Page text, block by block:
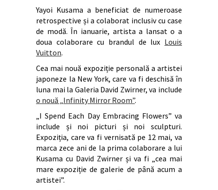
Yayoi Kusama a beneficiat de numeroase
retrospective și a colaborat inclusiv cu case
de modă. În ianuarie, artista a lansat o a
doua colaborare cu brandul de lux Louis
Vuitton.
Cea mai nouă expoziție personală a artistei
japoneze la New York, care va fi deschisă în
luna mai la Galeria David Zwirner, va include
o nouă „Infinity Mirror Room”.
„I Spend Each Day Embracing Flowers” va
include și noi picturi și noi sculpturi.
Expoziția, care va fi vernisată pe 12 mai, va
marca zece ani de la prima colaborare a lui
Kusama cu David Zwirner și va fi „cea mai
mare expoziție de galerie de până acum a
artistei”.